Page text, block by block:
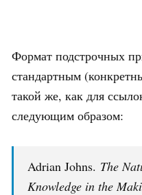
Формат подстрочных
стандартным
такой же, как для
следующим образом:
Adrian Johns. The
Knowledge in the